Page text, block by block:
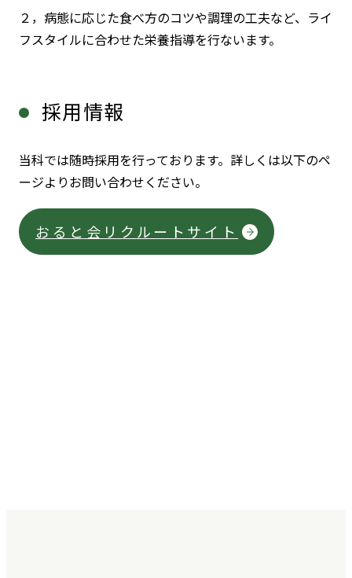
２，病態に応じた食べ方のコツや調理の工夫など、ライ
フスタイルに合わせた栄養指導を行ないます。
採用情報
当科では随時採用を行っております。詳しくは以下のペ
ージよりお問い合わせください。
おると会リクルートサイト